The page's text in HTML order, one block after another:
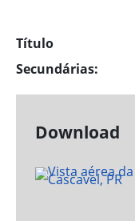
Título
Secundárias:
Download